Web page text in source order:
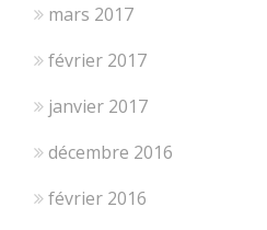
mars 2017
février 2017
janvier 2017
décembre 2016
février 2016